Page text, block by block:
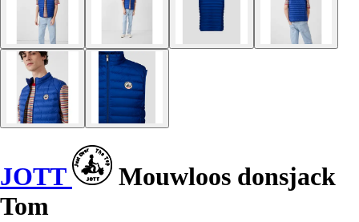
JOTT
Mouwloos donsjack
Tom